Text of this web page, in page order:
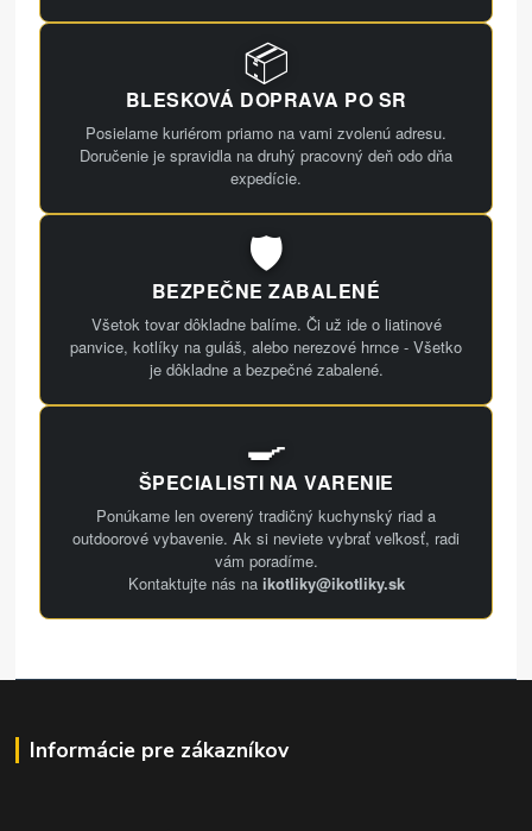
📦
BLESKOVÁ DOPRAVA PO SR
Posielame kuriérom priamo na vami zvolenú adresu.
Doručenie je spravidla na druhý pracovný deň odo dňa
expedície.
🛡️
BEZPEČNE ZABALENÉ
Všetok tovar dôkladne balíme. Či už ide o liatinové
panvice, kotlíky na guláš, alebo nerezové hrnce - Všetko
je dôkladne a bezpečné zabalené.
🍳
ŠPECIALISTI NA VARENIE
Ponúkame len overený tradičný kuchynský riad a
outdoorové vybavenie. Ak si neviete vybrať veľkosť, radi
vám poradíme.
Kontaktujte nás na ikotliky@ikotliky.sk
Informácie pre zákazníkov